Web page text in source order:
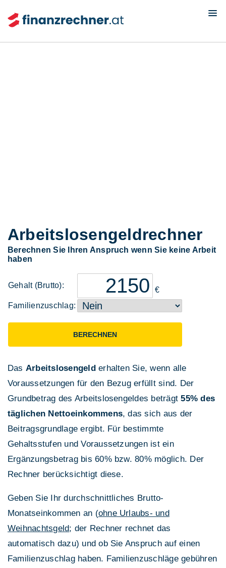
Arbeitslosengeld­rechner
Berechnen Sie Ihren Anspruch wenn Sie keine Arbeit
haben
Gehalt (Brutto):
€
Familien­zuschlag:
BERECHNEN
Das Arbeitslosengelderhalten Sie, wenn alle
Voraussetzungen für den Bezug erfüllt sind. Der
Grundbetrag des Arbeitslosengeldes beträgt55% des
täglichen Nettoeinkommens, das sich aus der
Beitragsgrundlage ergibt. Für bestimmte
Gehaltsstufen und Voraussetzungen ist ein
Ergänzungsbetrag bis 60% bzw. 80% möglich. Der
Rechner berücksichtigt diese.
Geben Sie Ihr durchschnittliches Brutto-
Monatseinkommen an (ohne Urlaubs- und
Weihnachtsgeld; der Rechner rechnet das
automatisch dazu) und ob Sie Anspruch auf einen
Familienzuschlag haben. Familienzuschläge gebühren